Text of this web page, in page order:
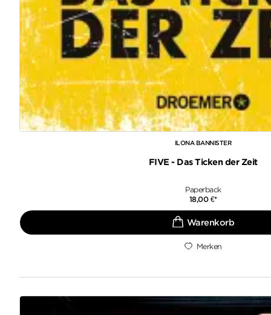
ILONA BANNISTER
FIVE - Das Ticken der Zeit
Paperback
18,00 €*
Merken